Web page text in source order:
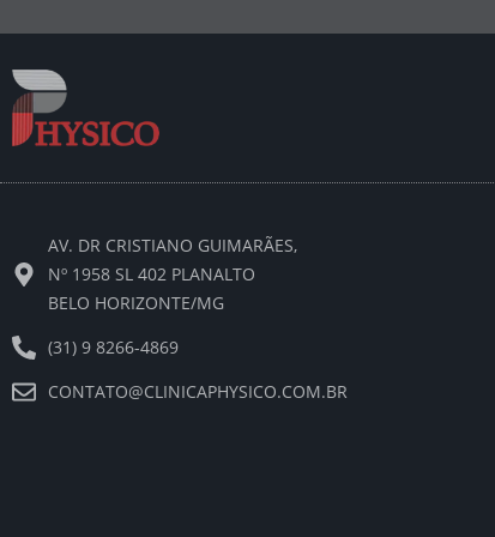
AV. DR CRISTIANO GUIMARÃES,
Nº 1958 SL 402 PLANALTO
BELO HORIZONTE/MG
(31) 9 8266-4869
CONTATO@CLINICAPHYSICO.COM.BR